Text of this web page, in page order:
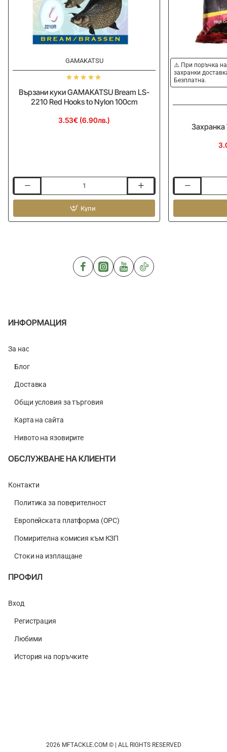
GAMAKATSU
Вързани куки GAMAKATSU Bream LS-
2210 Red Hooks to Nylon 100cm
3.53€ (6.90лв.)
куки
Bream
Купи
⚠️ При поръчка на
захранки
Безплатна.
Захранка
VEDA
-
ИНФОРМАЦИЯ
За нас
Блог
Доставка
Общи условия за търговия
Карта на сайта
Нивото на язовирите
ОБСЛУЖВАНЕ НА КЛИЕНТИ
Контакти
Политика за поверителност
Европейската платформа (ОРС)
Помирителна комисия към КЗП
Стоки на изплащане
ПРОФИЛ
Вход
Регистрация
Любими
История на поръчките
2026 MFTACKLE.COM © | ALL RIGHTS RESERVED